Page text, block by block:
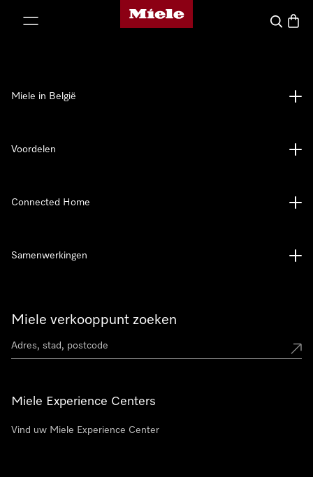
Miele homepage
Wat zoek
Miele verkooppunt zoeken
Miele Experience Centers
Vind uw Miele Experience Center
Miele in België
Voordelen
Connected Home
Samenwerkingen